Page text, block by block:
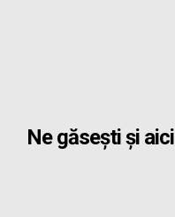
Ne găsești și aici